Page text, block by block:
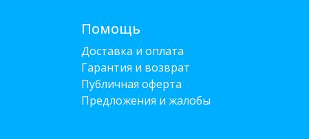
Помощь
Доставка и оплата
Гарантия и возврат
Публичная оферта
Предложения и жалобы